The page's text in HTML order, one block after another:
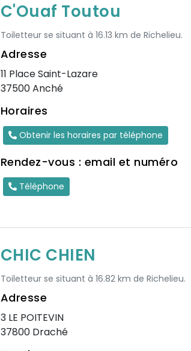
C'Ouaf Toutou
Toiletteur se situant à 16.13 km de Richelieu.
Adresse
11 Place Saint-Lazare
37500 Anché
Horaires
Obtenir les horaires par téléphone
Rendez-vous : email et numéro
Téléphone
CHIC CHIEN
Toiletteur se situant à 16.82 km de Richelieu.
Adresse
3 LE POITEVIN
37800 Draché